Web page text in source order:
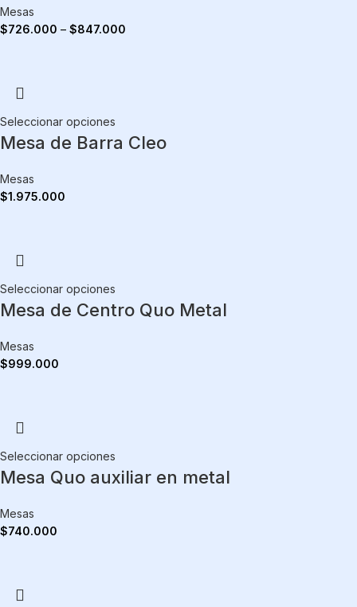
Mesas
$726.000 – $847.000
Seleccionar opciones
Mesa de Barra Cleo
Mesas
$1.975.000
Seleccionar opciones
Mesa de Centro Quo Metal
Mesas
$999.000
Seleccionar opciones
Mesa Quo auxiliar en metal
Mesas
$740.000